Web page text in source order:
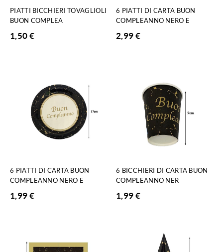
PIATTI BICCHIERI TOVAGLIOLI
BUON COMPLEA
1,50€
6 PIATTI DI CARTA BUON
COMPLEANNO NERO E
2,99€
6 PIATTI DI CARTA BUON
COMPLEANNO NERO E
1,99€
6 BICCHIERI DI CARTA BUON
COMPLEANNO NER
1,99€